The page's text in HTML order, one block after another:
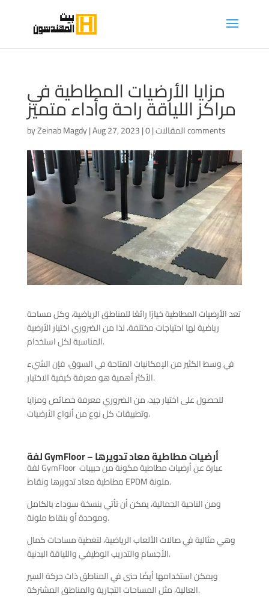
مزايا الأرضيات المطاطية في
مراكز اللياقة راحة وأداء متميز
byZeinab Magdy|Aug 27, 2023| المقالات| 0 comments
تعد الأرضيات المطاطية خيارًا رائعًا للمناطق الرياضية، وكل مساحة
رياضية لها احتياجات مختلفة، لذا من الضروري اختيار الأرضية
المناسبة لكل استخدام.
في وسط الكثير من الإمكانيات المتاحة في السوق، فإن الشيء
الأكثر أهمية هو معرفة كيفية الاختيار.
للحصول على اختيار جيد، من الضروري معرفة خصائص ومزايا
وتطبيقات كل نوع من أنواع الأرضيات.
لفةGymFloor –أرضيات مطاطية معاد تدويرها
لفة GymFloor عبارة عن أرضيات مطاطية مكونة من حبيبات
مطاطية معاد تدويرها ونقاط EPDM ملونة.
ومن الناحية الجمالية، يمكن أن تأتي بنسخة سوداء بالكامل
وموحدة أو بنقاط ملونة.
وهي مثالية في صالات الألعاب الرياضية، لتغطية مساحات كمال
الأجسام والتدريب الوظيفي واللياقة البدنية.
ويمكن استخدامها أيضًا حتى في المناطق ذات حركة السير
العالية، مثل المساحات التجارية والمناطق المشتركة.